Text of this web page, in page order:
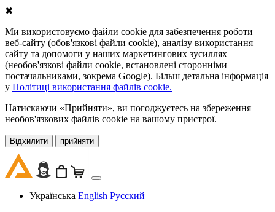
✖
Ми використовуємо файли cookie для забезпечення роботи
веб-сайту (обов'язкові файли cookie), аналізу використання
сайту та допомоги у наших маркетингових зусиллях
(необов'язкові файли cookie, встановлені сторонніми
постачальниками, зокрема Google). Більш детальна інформація
у Політиці використання файлів cookie.
Натискаючи «Прийняти», ви погоджуєтесь на збереження
необов'язкових файлів cookie на вашому пристрої.
Відхилити прийняти
Українська English Русский